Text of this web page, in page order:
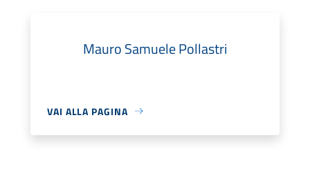
Mauro Samuele Pollastri
VAI ALLA PAGINA